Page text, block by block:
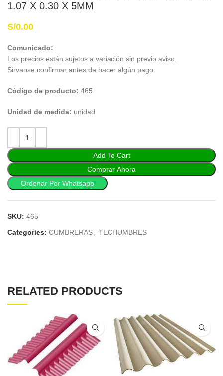
1.07 X 0.30 X 5MM
S/0.00
Comunicado:
Los precios están sujetos a variación sin previo aviso.
Sirvanse confirmar antes de hacer algún pago.
Código de producto: 465
Unidad de medida: unidad
Add To Cart
Comprar Ahora
Ordenar Por Whatsapp
SKU: 465
Categories: CUMBRERAS TECHUMBRES
RELATED PRODUCTS